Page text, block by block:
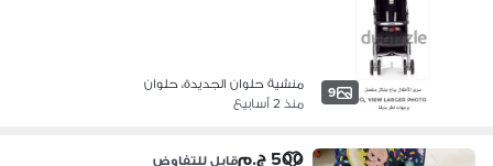
9
منشية حلوان الجديدة، حلوان
منذ 2 أسابيع
500 ج.م قابل للتفاوض